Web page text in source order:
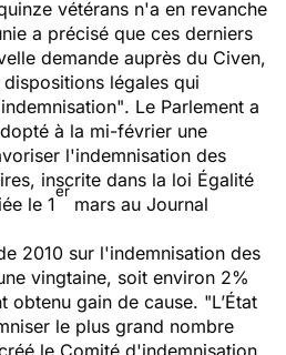
vétérans n'a en revanche
a précisé que ces derniers
demande auprès du Civen,
légales qui
. Le Parlement a
à la mi-février une
l'indemnisation des
inscrite dans la loi Égalité
le 1
er
mars au Journal
2010 sur l'indemnisation des
vingtaine, soit environ 2%
obtenu gain de cause. "L’État
le plus grand nombre
le Comité d'indemnisation